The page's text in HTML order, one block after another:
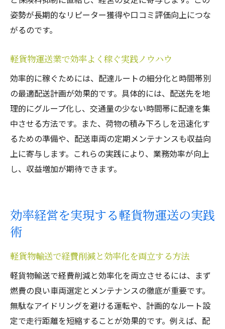
姿勢が長期的なリピーター獲得や口コミ評価向上につな
がるのです。
軽貨物運送業で効率よく稼ぐ実践ノウハウ
効率的に稼ぐためには、配達ルートの細分化と時間帯別
の最適配送計画が効果的です。具体的には、配送先を地
理的にグループ化し、交通量の少ない時間帯に配達を集
中させる方法です。また、荷物の積み下ろしを迅速化す
るための準備や、配送車両の定期メンテナンスも収益向
上に寄与します。これらの実践により、業務効率が向上
し、収益増加が期待できます。
効率経営を実現する軽貨物運送の実践
術
軽貨物輸送で経費削減と効率化を両立する方法
軽貨物輸送で経費削減と効率化を両立させるには、まず
燃費の良い車両選定とメンテナンスの徹底が重要です。
無駄なアイドリングを避ける運転や、計画的なルート設
定で走行距離を短縮することが効果的です。例えば、配